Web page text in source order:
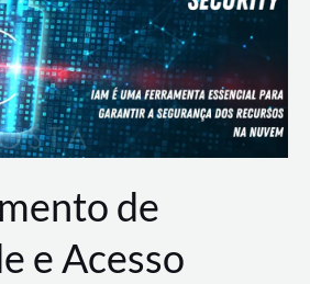
de
e Acesso